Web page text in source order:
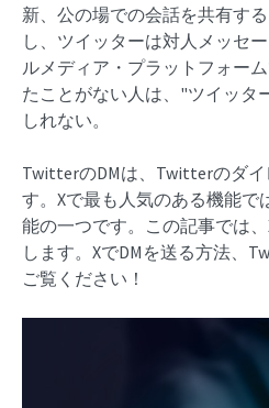
新、公の場での会話を共有す
し、ツイッターは対人メッセ
ルメディア・プラットフォー
たことがない人は、"ツイッタ
しれない。
TwitterのDMは、Twitterのダ
す。Xで最も人気のある機能
能の一つです。この記事では
します。XでDMを送る方法、
ご覧ください！